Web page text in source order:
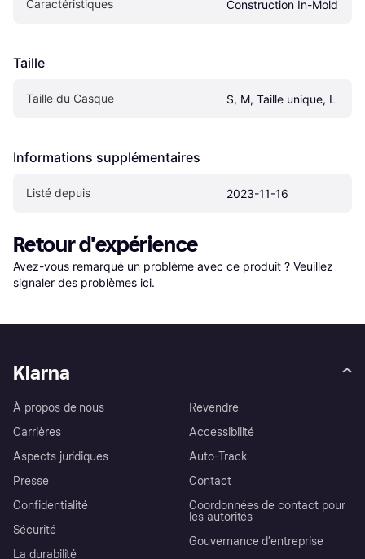
Caractéristiques Construction In-Mold
Taille
Taille du Casque S, M, Taille unique, L
Informations supplémentaires
Listé depuis 2023-11-16
Retour d'expérience
Avez-vous remarqué un problème avec ce produit ? Veuillez
signaler des problèmes ici.
Klarna
À propos de nous
Carrières
Aspects juridiques
Presse
Confidentialité
Sécurité
La durabilité
Revendre
Accessibilité
Auto-Track
Contact
Coordonnées de contact pour
les autorités
Gouvernance d’entreprise